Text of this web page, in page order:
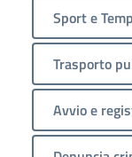
Sport e
Trasporto
Avvio e